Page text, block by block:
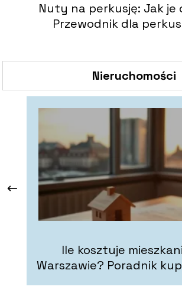
Nuty na perkusję: Jak
Przewodnik dla
Nieruchomości
Ile kosztuje
Warszawie? Poradnik